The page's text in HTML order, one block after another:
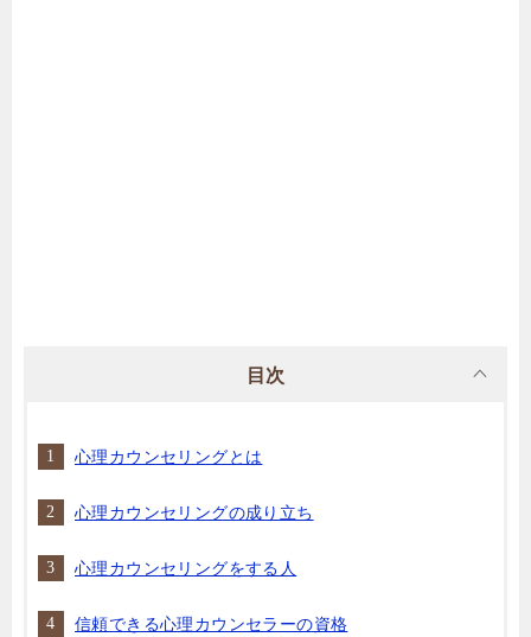
目次
心理カウンセリングとは
心理カウンセリングの成り立ち
心理カウンセリングをする人
信頼できる心理カウンセラーの資格